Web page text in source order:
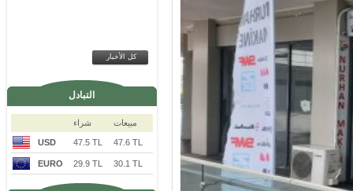
كل الأخبار
التبادل
شراء مبيعات
USD 47.5 TL 47.6 TL
EURO 29.9 TL 30.1 TL